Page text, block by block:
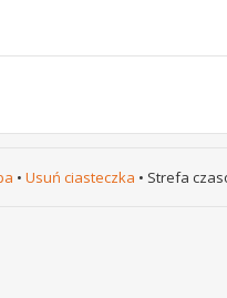
• Usuń ciasteczka • Strefa